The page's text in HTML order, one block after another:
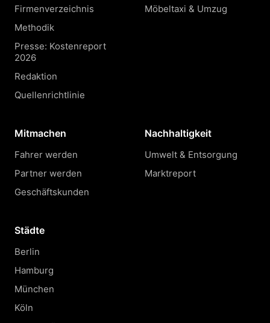
Firmenverzeichnis
Methodik
Presse: Kostenreport
2026
Redaktion
Quellenrichtlinie
Möbeltaxi & Umzug
Mitmachen
Fahrer werden
Partner werden
Geschäftskunden
Nachhaltigkeit
Umwelt & Entsorgung
Marktreport
Städte
Berlin
Hamburg
München
Köln